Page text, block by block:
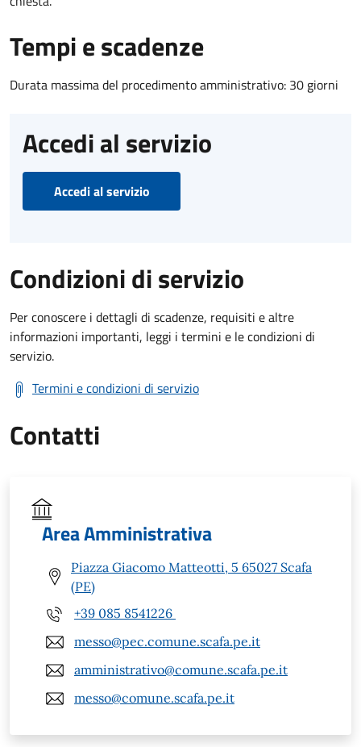
Tempi e scadenze
Durata massima del procedimento amministrativo: 30 giorni
Accedi al servizio
Accedi al servizio
Condizioni di servizio
Per conoscere i dettagli di scadenze, requisiti e altre
informazioni importanti, leggi i termini e le condizioni di
servizio.
Termini e condizioni di servizio
Contatti
Area Amministrativa
Piazza Giacomo Matteotti, 5 65027 Scafa
(PE)
+39 085 8541226
messo@pec.comune.scafa.pe.it
amministrativo@comune.scafa.pe.it
messo@comune.scafa.pe.it